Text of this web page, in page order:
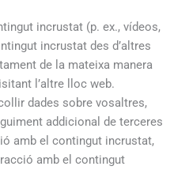
incrustat (p. ex., vídeos,
incrustat des d’altres
de la mateixa manera
l’altre lloc web.
dades sobre vosaltres,
addicional de terceres
amb el contingut incrustat,
amb el contingut